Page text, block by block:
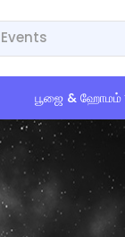
பூஜை & ஹோமம்